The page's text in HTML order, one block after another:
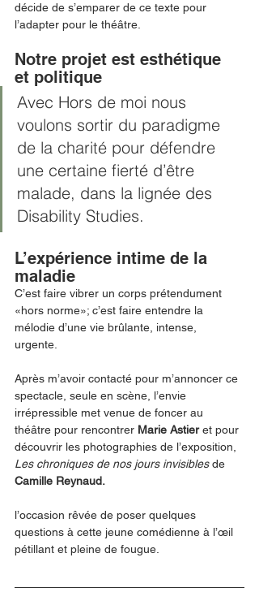
décide de s’emparer de ce texte pour
l’adapter pour le théâtre.
Notre projet est esthétique
et politique
Avec Hors de moi nous
voulons sortir du paradigme
de la charité pour défendre
une certaine fierté d’être
malade, dans la lignée des
Disability Studies.
L’expérience intime de la
maladie
C’est faire vibrer un corps prétendument
«hors norme»; c’est faire entendre la
mélodie d’une vie brûlante, intense,
urgente.
Après m’avoir contacté pour m’annoncer ce
spectacle, seule en scène, l’envie
irrépressible met venue de foncer au
théâtre pour rencontrer Marie Astier et pour
découvrir les photographies de l’exposition,
Les chroniques de nos jours invisibles de
Camille Reynaud.
l’occasion rêvée de poser quelques
questions à cette jeune comédienne à l’œil
pétillant et pleine de fougue.